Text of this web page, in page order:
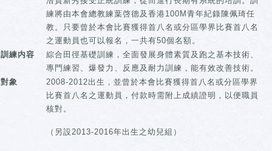
練將由本會總教練葉啓德及香港100M青年紀錄陳佩琦任
教。只要曾於本會比賽獲得首八名或分區學界比賽首八名
之運動員也可以報名，一共有50個名額。
訓練内容
綜合田徑基礎訓練，全面發展身體素質及跑之基本技術、
專門練習、爆發力、反應及耐力訓練，能有效改善技術。
對象
2008-2012出生，並曾於本會比賽獲得首八名或分區學界
比賽首八名之運動員，付款時需附上成績證明，以便職員
核對。
（另設2013-2016年出生之幼兒組）